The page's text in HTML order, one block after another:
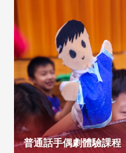
普通話手偶劇體驗課程